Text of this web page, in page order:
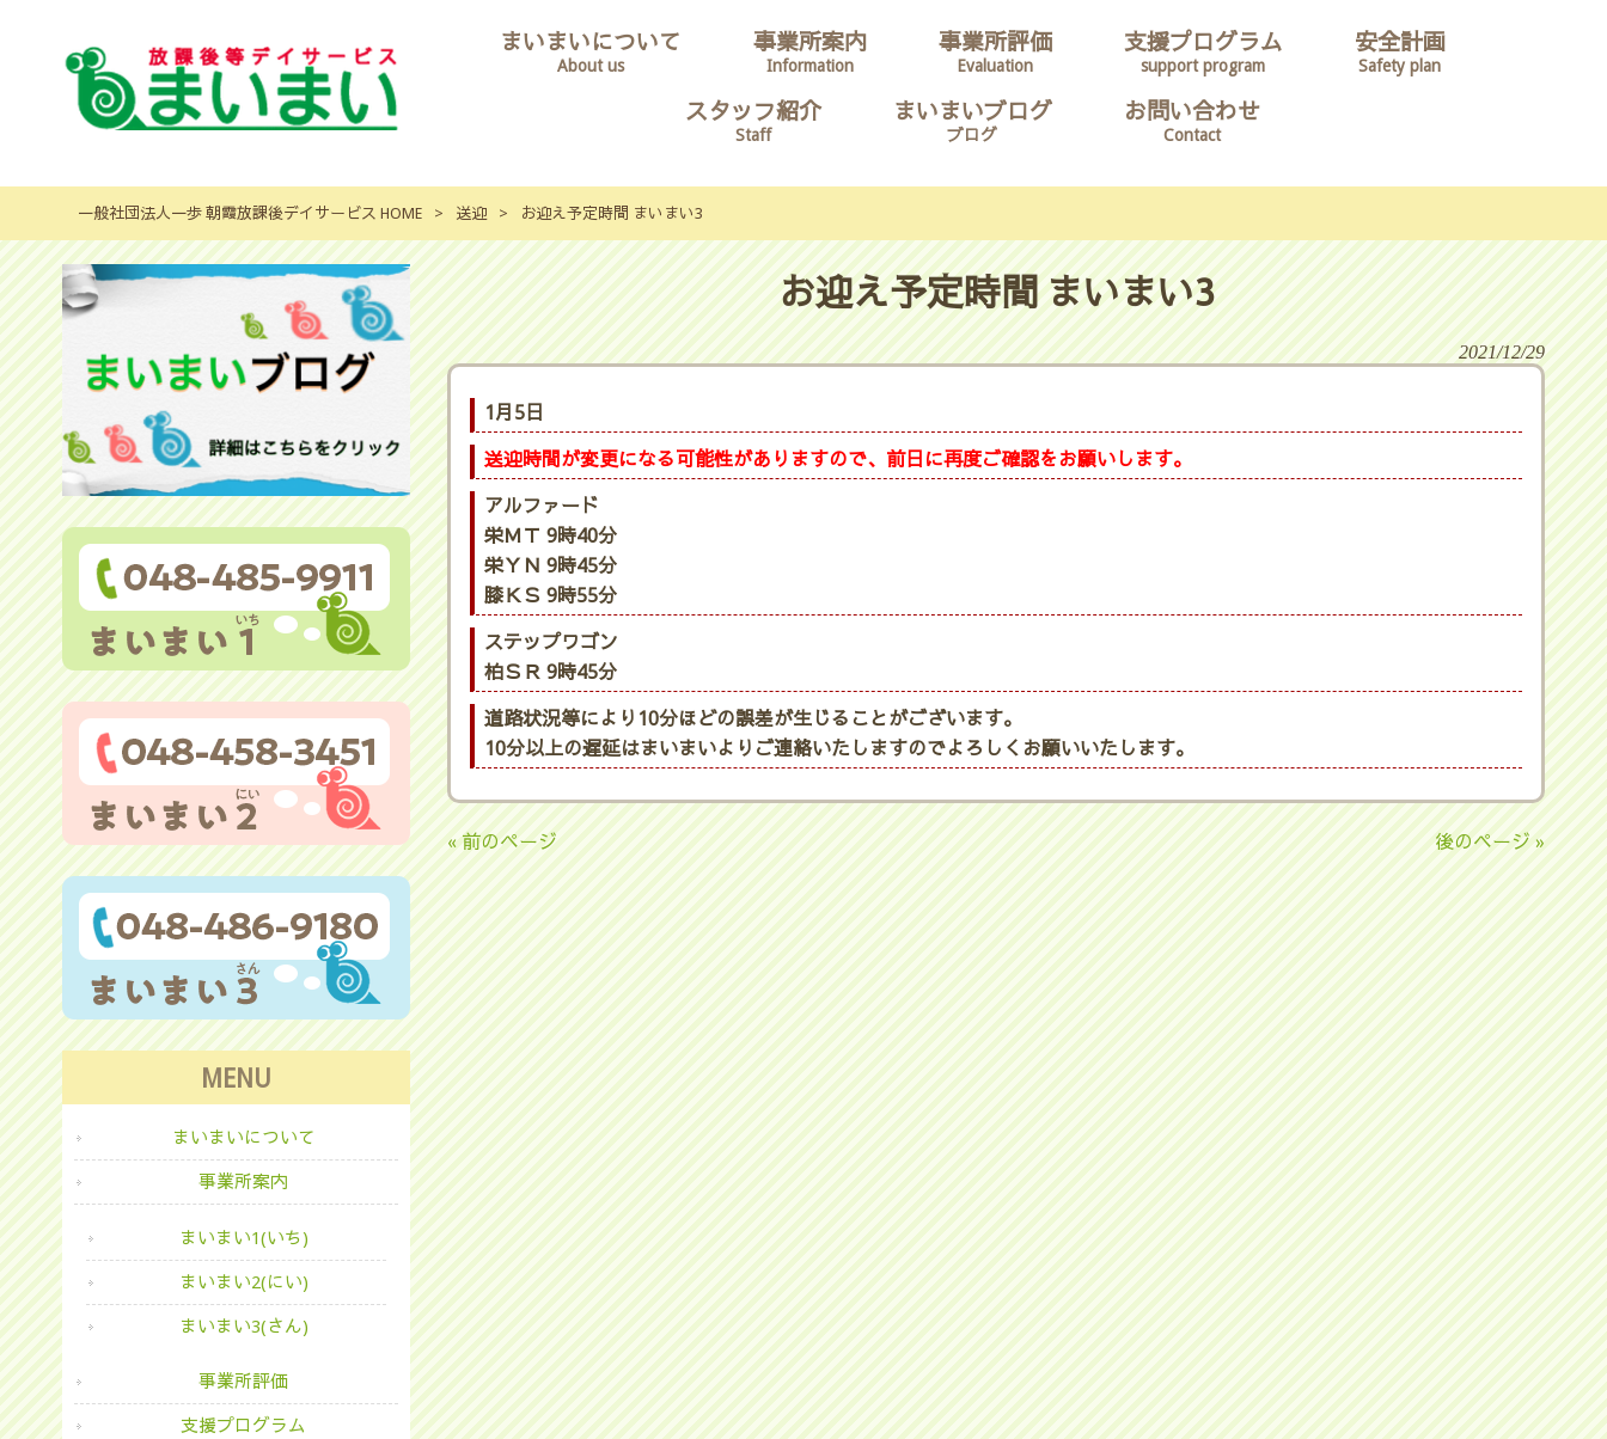
まいまいについて
About us
事業所案内
Information
事業所評価
Evaluation
支援プログラム
support program
安全計画
Safety plan
スタッフ紹介
Staff
まいまいブログ
ブログ
お問い合わせ
Contact
一般社団法人一歩 朝霞放課後デイサービス HOME > 送迎 > お迎え予定時間 まいまい3
お迎え予定時間 まいまい3
2021/12/29
1月5日
送迎時間が変更になる可能性がありますので、前日に再度ご確認をお願いします。
アルファード
栄ＭＴ 9時40分
栄ＹＮ 9時45分
膝ＫＳ 9時55分
ステップワゴン
柏ＳＲ 9時45分
道路状況等により10分ほどの誤差が生じることがございます。
10分以上の遅延はまいまいよりご連絡いたしますのでよろしくお願いいたします。
« 前のページ 後のページ »
MENU
まいまいについて
事業所案内
まいまい1(いち)
まいまい2(にい)
まいまい3(さん)
事業所評価
支援プログラム